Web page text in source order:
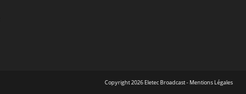
Copyright 2026 Eletec Broadcast - Mentions Légales